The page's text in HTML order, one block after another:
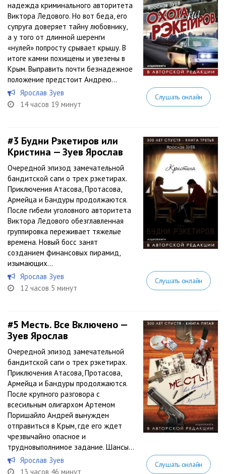
надежда криминального авторитета
Виктора Ледового. Но вот беда, его
супруга доверяет тайну любовнику,
а у того от длинной шеренги
«нулей» попросту срывает крышу. В
итоге камни похищены и увезены в
Крым. Выправить почти безнадежное
положение предстоит Андрею...
Ярослав Зуев
14 часов 19 минут
Слушать онлайн
#3 Будни Рэкетиров или
Кристина — Зуев Ярослав
Очередной эпизод замечательной
бандитской саги о трех рэкетирах.
Приключения Атасова, Протасова,
Армейца и Бандуры продолжаются.
После гибели уголовного авторитета
Виктора Ледового обезглавленная
группировка переживает тяжелые
времена. Новый босс занят
созданием финансовых пирамид,
изымающих...
Ярослав Зуев
12 часов 5 минут
Слушать онлайн
#5 Месть. Все Включено —
Зуев Ярослав
Очередной эпизод замечательной
бандитской саги о трех рэкетирах.
Приключения Атасова, Протасова,
Армейца и Бандуры продолжаются.
После крупного разговора с
всесильным олигархом Артемом
Поришайло Андрей вынужден
отправиться в Крым, где его ждет
чрезвычайно опасное и
трудновыполнимое задание. Шансы...
Ярослав Зуев
13 часов 46 минут
Слушать онлайн